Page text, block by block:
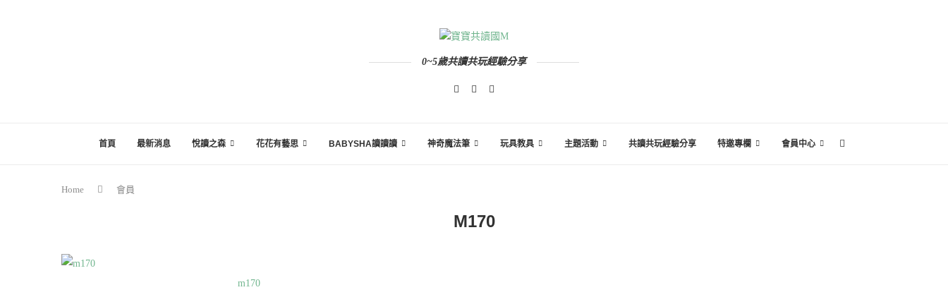
0~5歲共讀共玩經驗分享
首頁 最新消息 悅讀之森 花花有藝思 BABYSHA讀讀讀 神奇魔法筆 玩具教具 主題活動 共讀共玩經驗分享 特邀專欄 會員中心
Home 會員
M170
m170